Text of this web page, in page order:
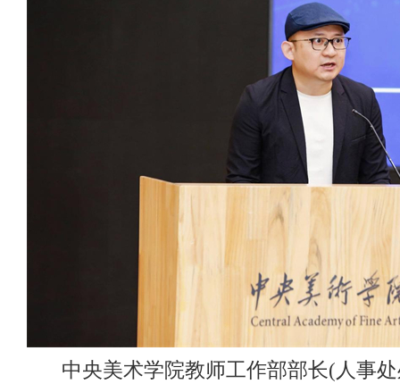
中央美术学院教师工作部部长(人事处